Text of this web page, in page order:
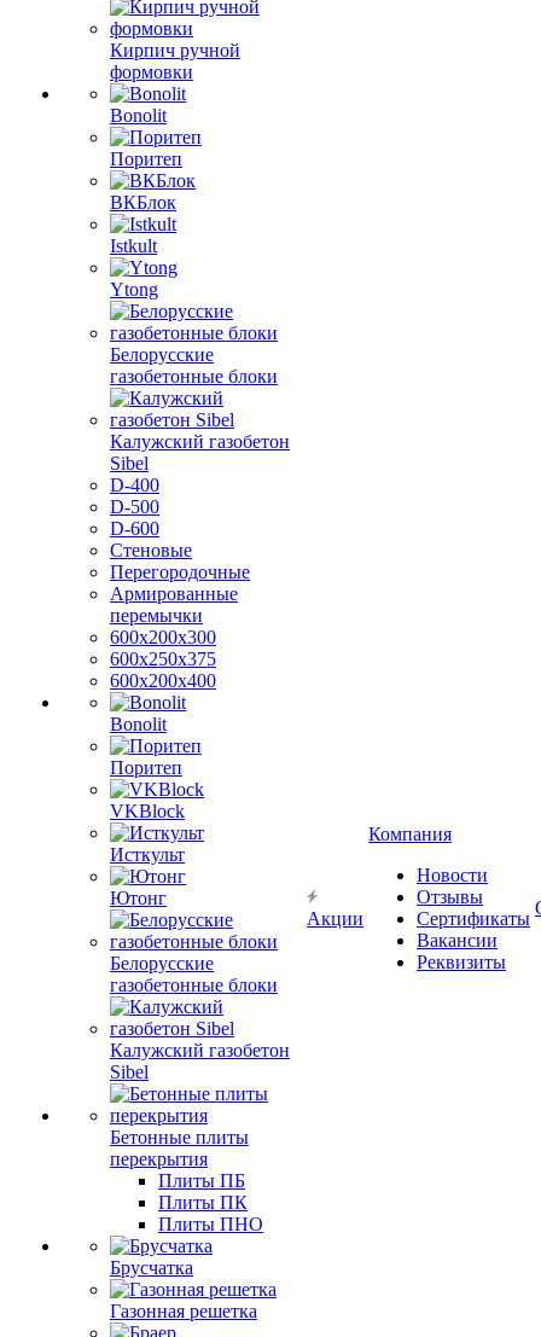
Кирпич ручной
формовки
Bonolit
Поритеп
ВКБлок
Istkult
Ytong
Белорусские
газобетонные блоки
Калужский газобетон
Sibel
D-400
D-500
D-600
Стеновые
Перегородочные
Армированные
перемычки
600х200х300
600х250х375
600х200х400
Bonolit
Поритеп
VKBlock
Исткульт
Ютонг
Белорусские
газобетонные блоки
Калужский газобетон
Sibel
Бетонные плиты
перекрытия
Плиты ПБ
Плиты ПК
Плиты ПНО
Брусчатка
Газонная решетка
Акции
Компания
Новости
Отзывы
Сертификаты
Вакансии
Реквизиты